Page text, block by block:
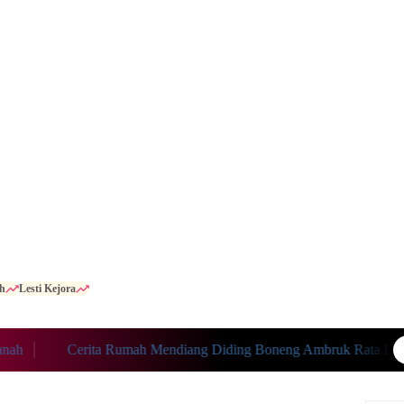
Lesti Kejora
Cerita Rumah Mendiang Diding Boneng Ambruk Rata Dengan